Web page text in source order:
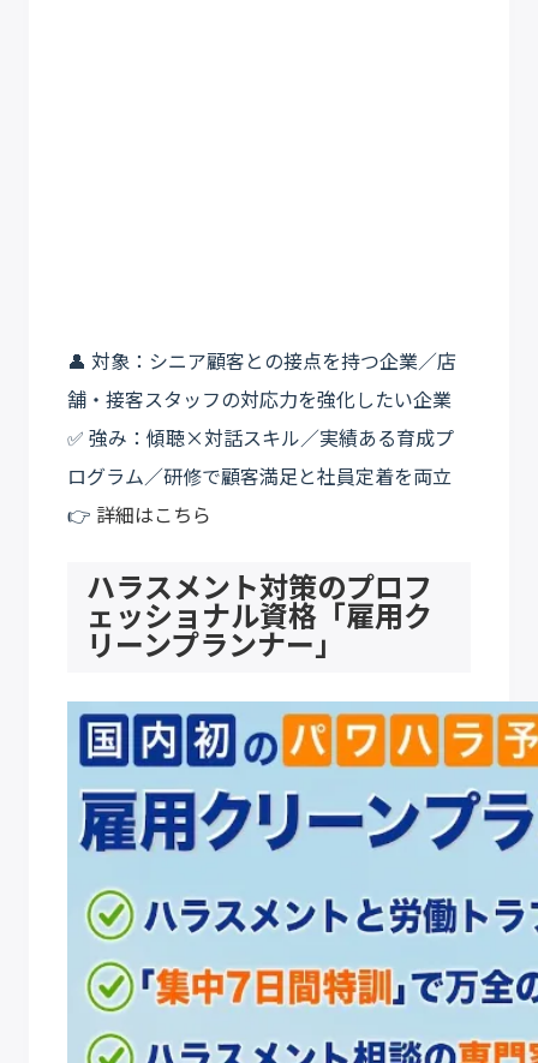
👤 対象：シニア顧客との接点を持つ企業／店
舗・接客スタッフの対応力を強化したい企業
✅ 強み：傾聴×対話スキル／実績ある育成プ
ログラム／研修で顧客満足と社員定着を両立
👉 詳細はこちら
ハラスメント対策のプロフ
ェッショナル資格「雇用ク
リーンプランナー」